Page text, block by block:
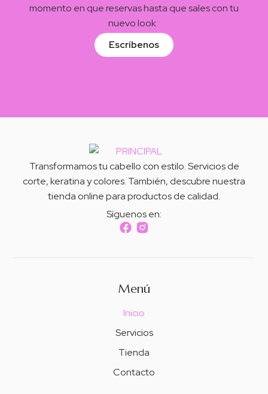
momento en que reservas hasta que sales con tu
nuevo look.
Escríbenos
Transformamos tu cabello con estilo. Servicios de
corte, keratina y colores. También, descubre nuestra
tienda online para productos de calidad.
Síguenos en:
Peluqueria
Menú
Inicio
Servicios
Tienda
Contacto